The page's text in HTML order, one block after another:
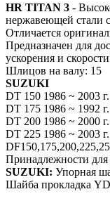
HR TITAN 3 -
нержавеющей стали
Отличается
Предназначен для
ускорения и
Шлицов на валу: 15
SUZUKI
DT 150 1986 ~ 2003 г.
DT 175 1986 ~ 1992 г.
DT 200 1986 ~ 2000 г.
DT 225 1986 ~ 2003 г.
Принадлежности для
SUZUKI: Упорная
Шайба прокладка